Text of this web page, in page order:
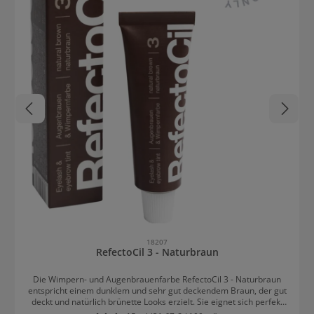
18207
RefectoCil 3 - Naturbraun
Die Wimpern- und Augenbrauenfarbe RefectoCil 3 - Naturbraun
entspricht einem dunklem und sehr gut deckendem Braun, der gut
deckt und natürlich brünette Looks erzielt. Sie eignet sich perfekt